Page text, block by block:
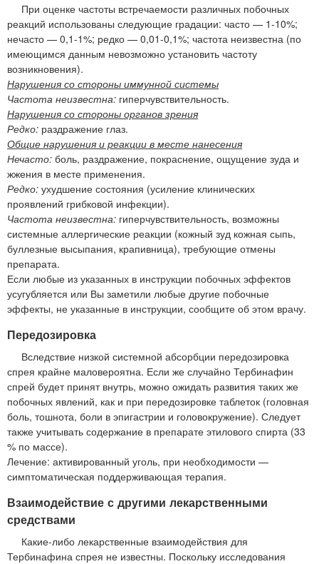
При оценке частоты встречаемости различных побочных
реакций использованы следующие градации: часто — 1-10%;
нечасто — 0,1-1%; редко — 0,01-0,1%; частота неизвестна (по
имеющимся данным невозможно установить частоту
возникновения).
Нарушения со стороны иммунной системы
Частота неизвестна: гиперчувствительность.
Нарушения со стороны органов зрения
Редко: раздражение глаз.
Общие нарушения и реакции в месте нанесения
Нечасто: боль, раздражение, покраснение, ощущение зуда и
жжения в месте применения.
Редко: ухудшение состояния (усиление клинических
проявлений грибковой инфекции).
Частота неизвестна: гиперчувствительность, возможны
системные аллергические реакции (кожный зуд кожная сыпь,
буллезные высыпания, крапивница), требующие отмены
препарата.
Если любые из указанных в инструкции побочных эффектов
усугубляется или Вы заметили любые другие побочные
эффекты, не указанные в инструкции, сообщите об этом врачу.
Передозировка
Вследствие низкой системной абсорбции передозировка
спрея крайне маловероятна. Если же случайно Тербинафин
спрей будет принят внутрь, можно ожидать развития таких же
побочных явлений, как и при передозировке таблеток (головная
боль, тошнота, боли в эпигастрии и головокружение). Следует
также учитывать содержание в препарате этилового спирта (33
% по массе).
Лечение: активированный уголь, при необходимости —
симптоматическая поддерживающая терапия.
Взаимодействие с другими лекарственными
средствами
Какие-либо лекарственные взаимодействия для
Тербинафина спрея не известны. Поскольку исследования